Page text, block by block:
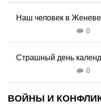
Наш человек в Женеве
0
Страшный день
0
ВОЙНЫ И